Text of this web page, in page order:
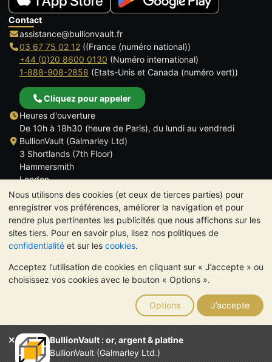
Nous utilisons des cookies (et ceux de tierces parties) pour
enregistrer vos préférences, améliorer la navigation et pour
rendre plus pertinentes les publicités que nous affichons sur les
sites tiers. Pour en savoir plus, lisez nos politiques de
confidentialité et sur les cookies.
Acceptez l’utilisation de cookies en cliquant sur « J’accepte » ou
choisissez vos cookies avec le bouton « Options ».
Options J’accepte
BullionVault : or, argent & platine
BullionVault (Galmarley Ltd.)
Contact
assistance@bullionvault.fr
03 67 75 02 12((France (numéro national))
+44 (0)20 8600 0130 (Numéro international)
1-888-908-2858 (Etats-Unis et Canada (numéro vert))
Cliquez pour appeler
Heures d'ouverture
De 10h à 18h30 (heure de Paris), du lundi au vendredi
BullionVault (Galmarley Ltd)
3 Shortlands (7th Floor)
Hammersmith
London
W6 8DA
ROYAUME UNI
TrustScore 4.6 | 534 avis
VEUILLEZ NOTER: La valeur des métaux précieux peut aussi
bien baisser qu'augmenter. Les tendances historiques ne
garantissent pas l'évolution future des cours. Rien sur les sites
Internet de BullionVault ou dans ses communications ne
constitue un conseil en investissement. Demander l'avis d'un
professionnel est à envisager pour déterminer si la possession
de métaux précieux vous convient.